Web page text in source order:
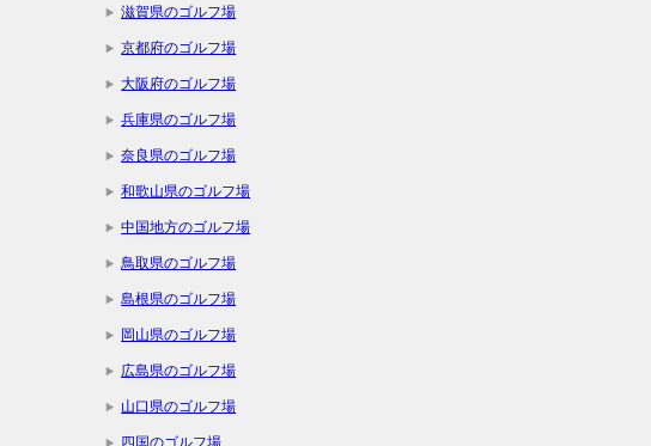
滋賀県のゴルフ場
京都府のゴルフ場
大阪府のゴルフ場
兵庫県のゴルフ場
奈良県のゴルフ場
和歌山県のゴルフ場
中国地方のゴルフ場
鳥取県のゴルフ場
島根県のゴルフ場
岡山県のゴルフ場
広島県のゴルフ場
山口県のゴルフ場
四国のゴルフ場